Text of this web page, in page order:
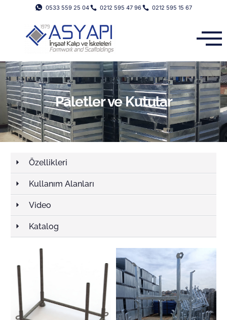
0533 559 25 04 0212 595 47 96 0212 595 15 67
Paletler ve Kutular
Özellikleri
Kullanım Alanları
Video
Katalog